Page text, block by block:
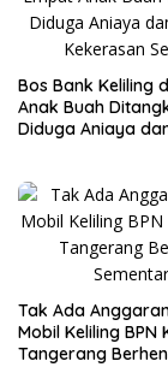
Bos Bank Keliling
Anak Buah
Diduga Aniaya
Tak Ada
Mobil Keliling BPN
Tangerang